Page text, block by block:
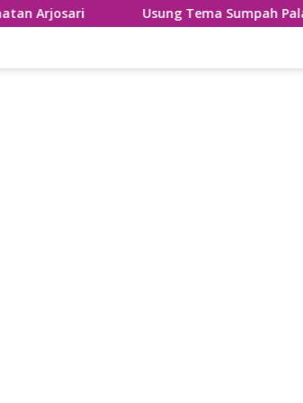
Usung Tema Sumpah Palapa, Ronthek